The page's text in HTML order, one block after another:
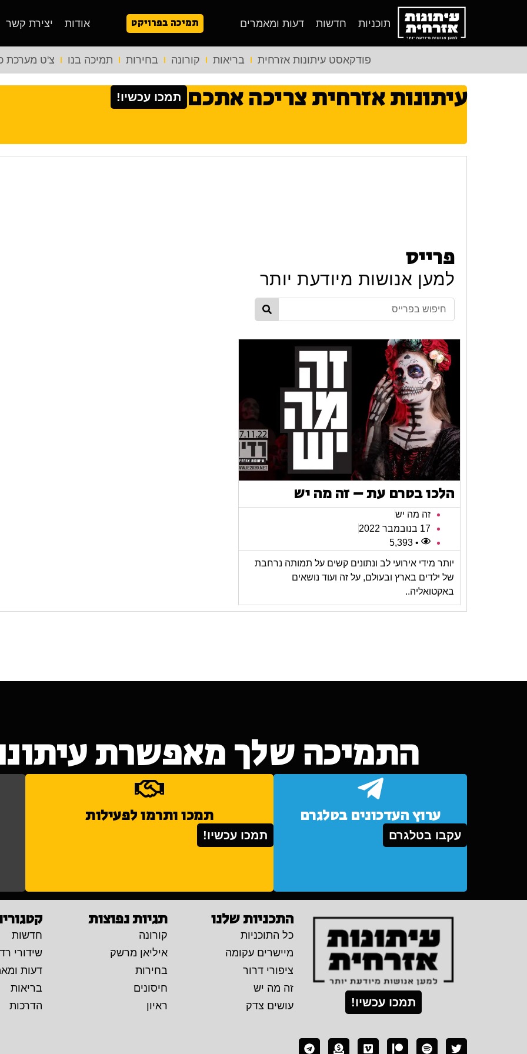
תוכניות חדשות דעות ומאמרים תמיכה בפרויקט אודות יצירת קשר
פודקאסט עיתונות אזרחית בריאות קורונה בחירות תמיכה בנו צ'ט מערכת
עיתונות אזרחית צריכה אתכם תמכו עכשיו!
פרייס
למען אנושות מיודעת יותר
הלכו בטרם עת – זה מה יש
זה מה יש
17 בנובמבר 2022
• 5,393
יותר מידי אירועי לב ונתונים קשים על תמותה נרחבת
של ילדים בארץ ובעולם, על זה ועוד נושאים
באקטואליה..
התמיכה שלך מאפשרת
ערוץ העדכונים בטלגרם
עקבו בטלגרם
תמכו ותרמו לפעילות
תמכו עכשיו!
תמכו עכשיו!
התכניות שלנו
כל התוכניות
מיישרים עקומה
ציפורי דרור
זה מה יש
עושים צדק
תגיות נפוצות
קורונה
איליאן מרשק
בחירות
חיסונים
ראיון
חדשות
שידורי
דעות
בריאות
הדרכות